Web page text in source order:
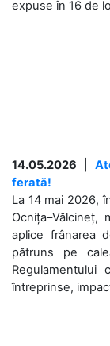
expuse în 16 de
14.05.2026
ferată!
La 14 mai 2026,
aplice frânarea
pătruns pe
Regulamentului
întreprinse,